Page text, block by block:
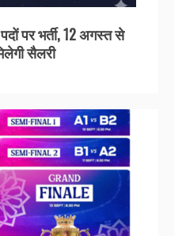
पर भर्ती, 12 अगस्त से
सैलरी